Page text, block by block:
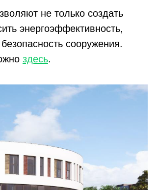
не только создать
энергоэффективность,
сооружения.
здесь.